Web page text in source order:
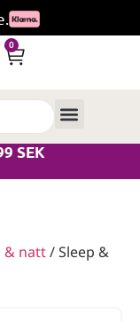
0
SEK
& natt/ Sleep &